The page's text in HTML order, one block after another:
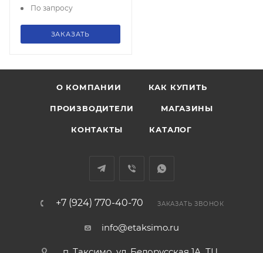
шт.(1уп-20
По запросу
ЗАКАЗАТЬ
О КОМПАНИИ КАК КУПИТЬ
ПРОИЗВОДИТЕЛИ МАГАЗИНЫ
КОНТАКТЫ КАТАЛОГ
+7 (924) 770-40-70 ЗАКАЗАТЬ ЗВОНОК
info@etaksimo.ru